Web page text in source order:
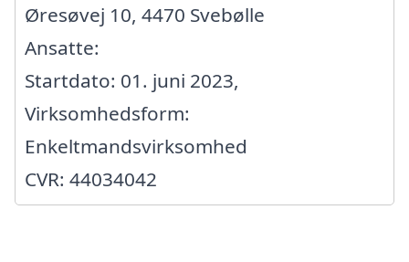
Øresøvej 10, 4470 Svebølle
Ansatte:
Startdato: 01. juni 2023,
Virksomhedsform:
Enkeltmandsvirksomhed
CVR: 44034042